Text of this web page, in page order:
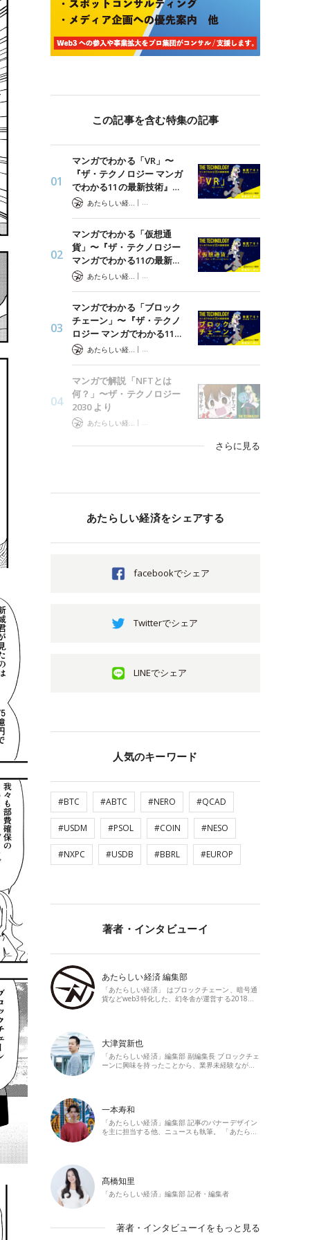
この記事を含む特集の記事
マンガでわかる「VR」〜
『ザ・テクノロジー マンガ
でわかる11の最新技術』…
|
ザ・テクノロジー マンガでわかる最新技術
マンガでわかる「仮想通
貨」〜『ザ・テクノロジー
マンガでわかる11の最新…
|
ザ・テクノロジー マンガでわかる最新技術
マンガでわかる「ブロック
チェーン」〜『ザ・テクノ
ロジー マンガでわかる11…
|
ザ・テクノロジー マンガでわかる最新技術
マンガで解説「NFTとは
何？」〜ザ・テクノロジー
2030 より
|
ザ・テクノロジー マンガでわかる最新技術
さらに見る
あたらしい経済をシェアする
facebookでシェア
Twitterでシェア
LINEでシェア
人気のキーワード
#BTC #ABTC #NERO #QCAD
#USDM #PSOL #COIN #NESO
#NXPC #USDB #BBRL #EUROP
著者・インタビューイ
あたらしい経済 編集部
「あたらしい経済」 はブロックチェーン、暗号通
貨などweb3特化した、幻冬舎が運営する2018…
大津賀新也
「あたらしい経済」編集部 副編集長 ブロックチェ
ーンに興味を持ったことから、業界未経験なが…
一本寿和
「あたらしい経済」編集部 記事のバナーデザイン
を主に担当する他、ニュースも執筆。 「あたら…
髙橋知里
「あたらしい経済」編集部 記者・編集者
著者・インタビューイをもっと見る